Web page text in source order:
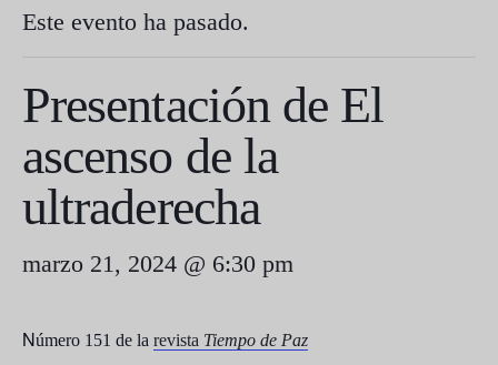
Este evento ha pasado.
Presentación de El
ascenso de la
ultraderecha
marzo 21, 2024 @ 6:30 pm
Número 151 de la revista Tiempo de Paz